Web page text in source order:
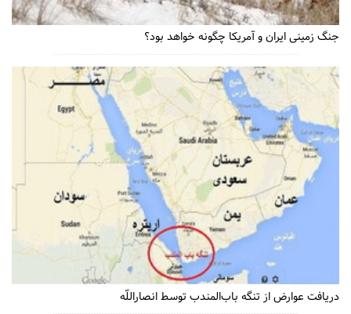
جنگ زمینی ایران و آمریکا چگونه خواهد بود؟
دریافت عوارض از تنگه باب‌المندب توسط انصاراللّه